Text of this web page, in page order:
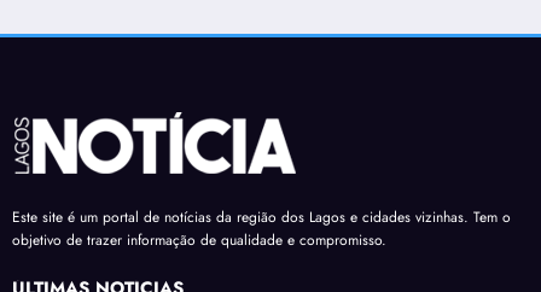
Este site é um portal de notícias da região dos Lagos e cidades vizinhas. Tem o
objetivo de trazer informação de qualidade e compromisso.